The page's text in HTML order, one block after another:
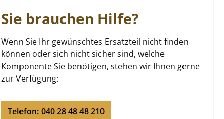
Sie brauchen Hilfe?
Wenn Sie Ihr gewünschtes Ersatzteil nicht finden
können oder sich nicht sicher sind, welche
Komponente Sie benötigen, stehen wir Ihnen gerne
zur Verfügung:
Telefon: 040 28 48 48 210